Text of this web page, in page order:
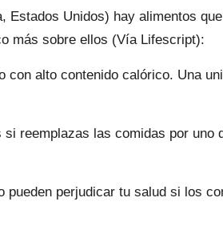
Unidos) hay alimentos
más sobre ellos (Vía Lifescript):
con alto contenido calórico. Una
reemplazas las comidas por uno
perjudicar tu salud si los